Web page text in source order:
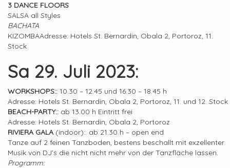
3 DANCE FLOORS
SALSA all Styles
BACHATA
KIZOMBAAdresse: Hotels St. Bernardin, Obala 2, Portoroz, 11.
Stock
Sa 29. Juli 2023:
WORKSHOPS:: 10.30 – 12.45 und 16.30 – 18.45 h
Adresse: Hotels St. Bernardin, Obala 2, Portoroz, 11. und 12. Stock
BEACH-PARTY:: ab 13.00 h Eintritt frei
Adresse: Hotels St. Bernardin, Obala 2, Portoroz
RIVIERA GALA (indoor):: ab 21.30 h – open end
Tanze auf 2 feinen Tanzboden, bestens beschallt mit exzellenter
Musik von DJ’s die nicht nicht mehr von der Tanzfläche lassen.
Programm: